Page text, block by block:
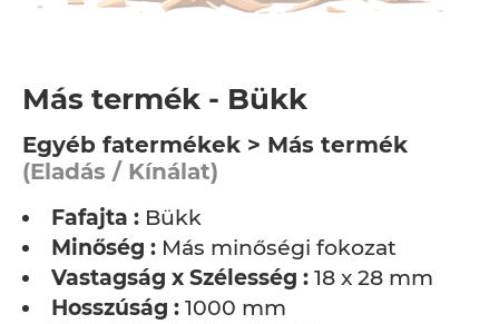
Más termék - Bükk
Egyéb fatermékek > Más termék
(Eladás / Kínálat)
Fafajta : Bükk
Minőség : Más minőségi fokozat
Vastagság x Szélesség : 18 x 28 mm
Hosszúság : 1000 mm